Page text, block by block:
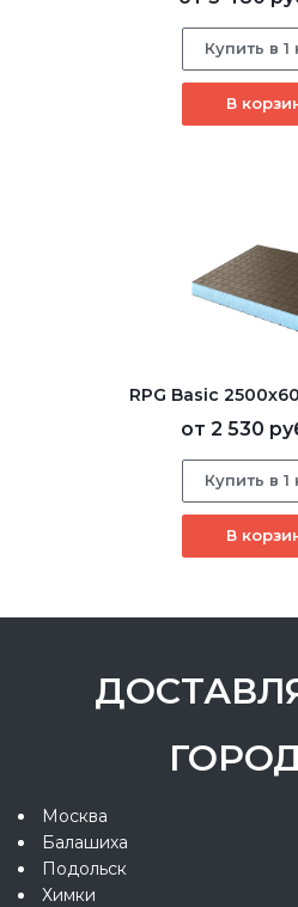
Купить в 1
В
RPG Basic
от 2 530
Купить в 1
В
Москва
Балашиха
Подольск
Химки